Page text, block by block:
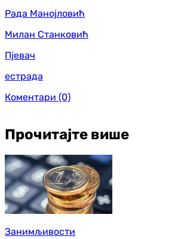
Рада Манојловић
Милан Станковић
Пјевач
естрада
Коментари (0)
Прочитајте више
Занимљивости